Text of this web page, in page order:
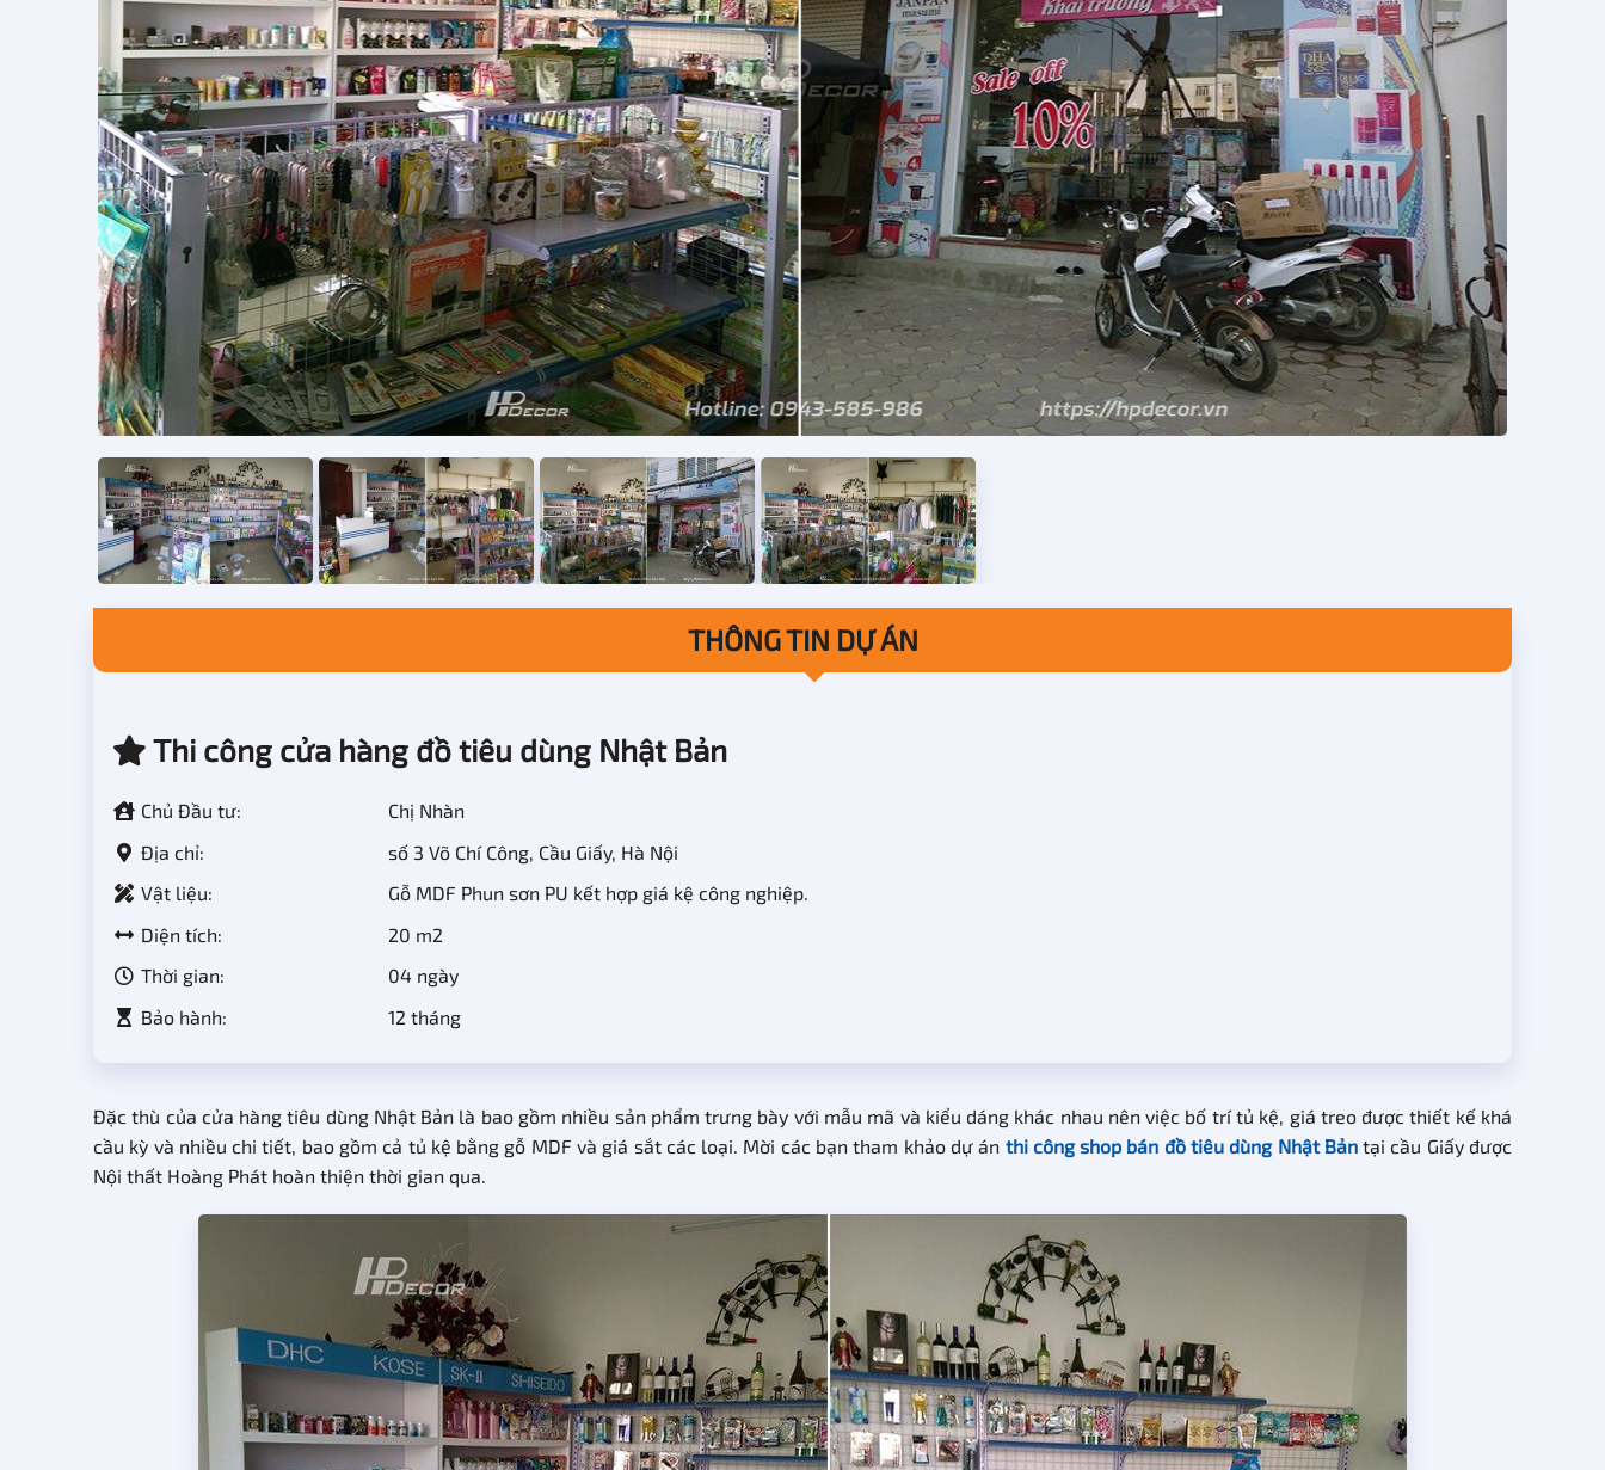
THÔNG TIN DỰ ÁN
Thi công cửa hàng đồ tiêu dùng Nhật B​ản
Chủ Đầu tư:
Chị Nhàn
Địa chỉ:
số 3 Võ Chí Công, Cầu Giấy, Hà Nội
Vật liệu:
Gỗ MDF Phun sơn PU kết hợp giá kệ công nghiệp.
Diện tích:
20 m2
Thời gian:
04 ngày
Bảo hành:
12 tháng
Đặc thù của cửa hàng tiêu dùng Nhật Bản là bao gồm nhiều sản phẩm trưng bày với mẫu mã và kiểu dáng khác nhau nên việc bố trí tủ kệ, giá treo được thiết kế khá
cầu kỳ và nhiều chi tiết, bao gồm cả tủ kệ bằng gỗ MDF và giá sắt các loại. Mời các bạn tham khảo dự án thi công shop bán đồ tiêu dùng Nhật Bảntại cầu Giấy được
Nội thất Hoàng Phát hoàn thiện thời gian qua.